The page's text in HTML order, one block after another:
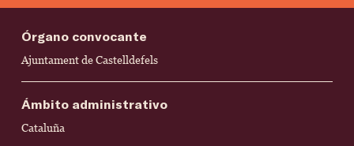
Órgano convocante
Ajuntament de Castelldefels
Ámbito administrativo
Cataluña